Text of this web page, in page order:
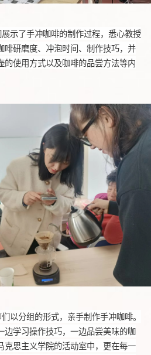
示了手冲咖啡的制作过程，悉心教授
啡研磨度、冲泡时间、制作技巧，并
使用方式以及咖啡的品尝方法等内
以分组的形式，亲手制作手冲咖啡。
边学习操作技巧，一边品尝美味的咖
克思主义学院的活动室中，更在每一